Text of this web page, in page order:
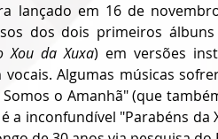
lançado em 16 de
dos dois primeiros
Xou da Xuxa) em versões
Algumas músicas
o Amanhã" (que
a inconfundível "Parabéns da